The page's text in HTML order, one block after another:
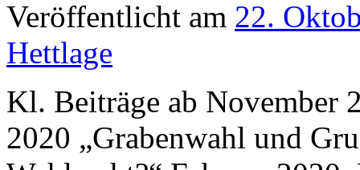
Veröffentlicht am 22.
Hettlage
Kl. Beiträge ab November
2020 „Grabenwahl und